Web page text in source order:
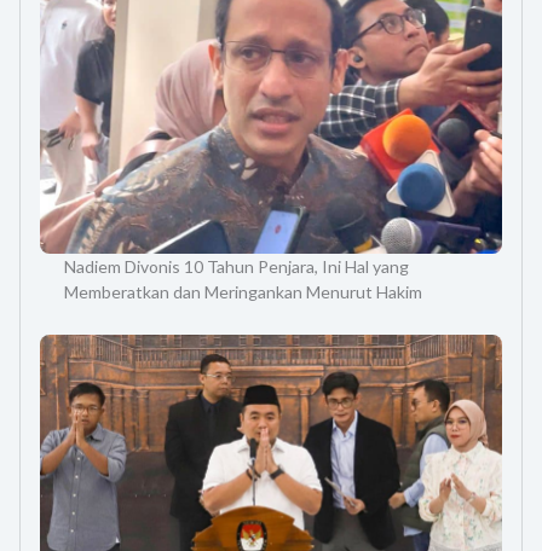
Nadiem Divonis 10 Tahun Penjara, Ini Hal yang
Memberatkan dan Meringankan Menurut Hakim